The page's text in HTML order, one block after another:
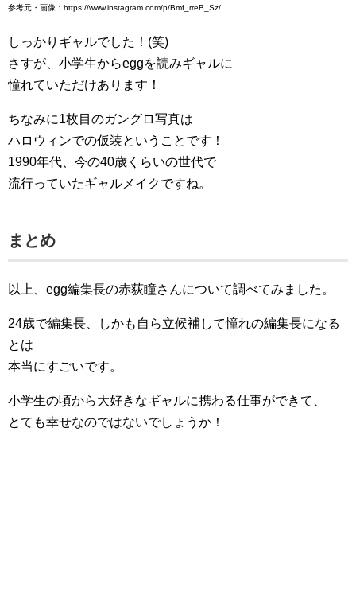
参考元・画像：https://www.instagram.com/p/Bmf_rreB_Sz/
しっかりギャルでした！(笑)
さすが、小学生からeggを読みギャルに
憧れていただけあります！
ちなみに1枚目のガングロ写真は
ハロウィンでの仮装ということです！
1990年代、今の40歳くらいの世代で
流行っていたギャルメイクですね。
まとめ
以上、egg編集長の赤荻瞳さんについて調べてみました。
24歳で編集長、しかも自ら立候補して憧れの編集長になる
とは
本当にすごいです。
小学生の頃から大好きなギャルに携わる仕事ができて、
とても幸せなのではないでしょうか！